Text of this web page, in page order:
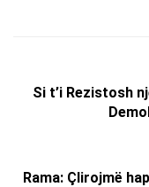
Si t’i Rezistosh
Rama: Çlirojmë